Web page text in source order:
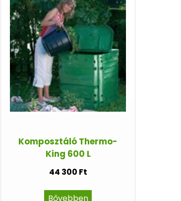
Komposztáló Thermo-
King 600 L
44 300 Ft
Bővebben